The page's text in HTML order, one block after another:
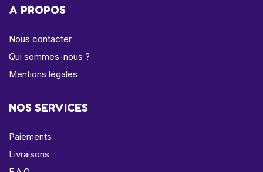
A PROPOS
Nous contacter
Qui sommes-nous ?
Mentions légales
NOS SERVICES
Paiements
Livraisons